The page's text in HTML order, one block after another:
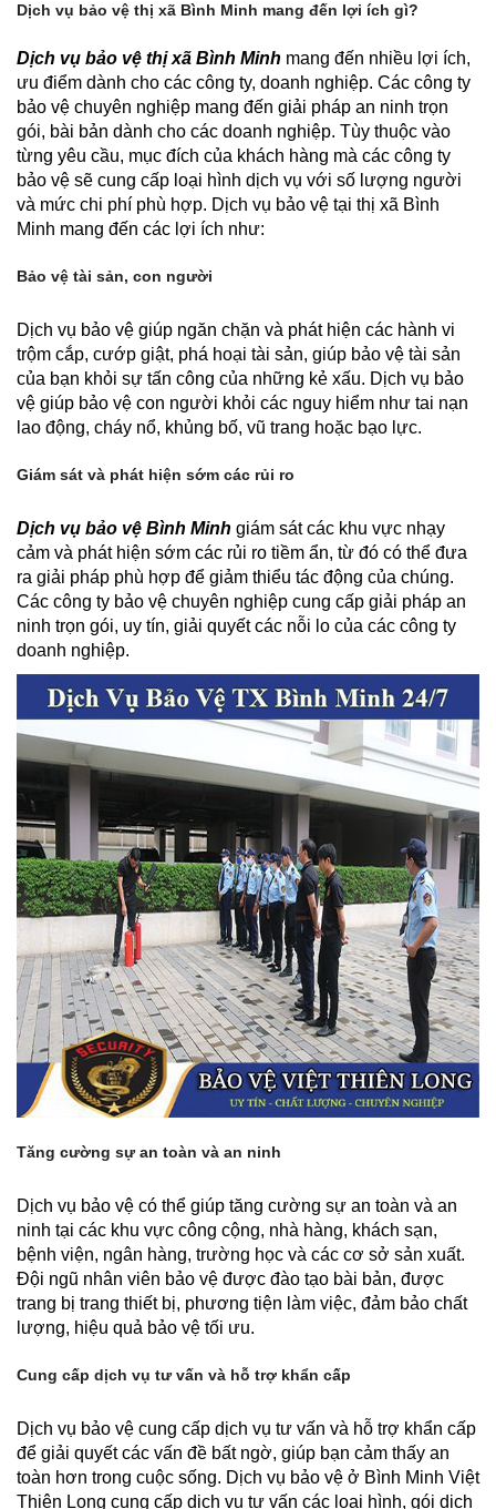
Dịch vụ bảo vệ thị xã Bình Minh mang đến lợi ích gì?
Dịch vụ bảo vệ thị xã Bình Minh mang đến nhiều lợi ích,
ưu điểm dành cho các công ty, doanh nghiệp. Các công ty
bảo vệ chuyên nghiệp mang đến giải pháp an ninh trọn
gói, bài bản dành cho các doanh nghiệp. Tùy thuộc vào
từng yêu cầu, mục đích của khách hàng mà các công ty
bảo vệ sẽ cung cấp loại hình dịch vụ với số lượng người
và mức chi phí phù hợp. Dịch vụ bảo vệ tại thị xã Bình
Minh mang đến các lợi ích như:
Bảo vệ tài sản, con người
Dịch vụ bảo vệ giúp ngăn chặn và phát hiện các hành vi
trộm cắp, cướp giật, phá hoại tài sản, giúp bảo vệ tài sản
của bạn khỏi sự tấn công của những kẻ xấu. Dịch vụ bảo
vệ giúp bảo vệ con người khỏi các nguy hiểm như tai nạn
lao động, cháy nổ, khủng bố, vũ trang hoặc bạo lực.
Giám sát và phát hiện sớm các rủi ro
Dịch vụ bảo vệ Bình Minh giám sát các khu vực nhạy
cảm và phát hiện sớm các rủi ro tiềm ẩn, từ đó có thể đưa
ra giải pháp phù hợp để giảm thiểu tác động của chúng.
Các công ty bảo vệ chuyên nghiệp cung cấp giải pháp an
ninh trọn gói, uy tín, giải quyết các nỗi lo của các công ty
doanh nghiệp.
Tăng cường sự an toàn và an ninh
Dịch vụ bảo vệ có thể giúp tăng cường sự an toàn và an
ninh tại các khu vực công cộng, nhà hàng, khách sạn,
bệnh viện, ngân hàng, trường học và các cơ sở sản xuất.
Đội ngũ nhân viên bảo vệ được đào tạo bài bản, được
trang bị trang thiết bị, phương tiện làm việc, đảm bảo chất
lượng, hiệu quả bảo vệ tối ưu.
Cung cấp dịch vụ tư vấn và hỗ trợ khẩn cấp
Dịch vụ bảo vệ cung cấp dịch vụ tư vấn và hỗ trợ khẩn cấp
để giải quyết các vấn đề bất ngờ, giúp bạn cảm thấy an
toàn hơn trong cuộc sống. Dịch vụ bảo vệ ở Bình Minh Việt
Thiên Long cung cấp dịch vụ tư vấn các loại hình, gói dịch